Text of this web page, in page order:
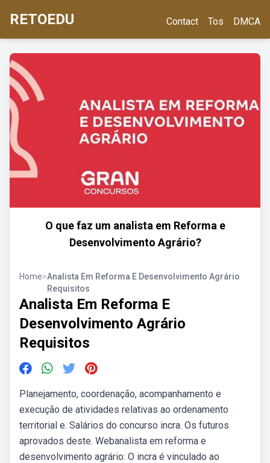
RETOEDU Contact Tos DMCA
O que faz um analista em Reforma e
Desenvolvimento Agrário?
Home>Analista Em Reforma E Desenvolvimento Agrário
Requisitos
Analista Em Reforma E
Desenvolvimento Agrário
Requisitos
Planejamento, coordenação, acompanhamento e
execução de atividades relativas ao ordenamento
territorial e. Salários do concurso incra. Os futuros
aprovados deste. Webanalista em reforma e
desenvolvimento agrário: O incra é vinculado ao